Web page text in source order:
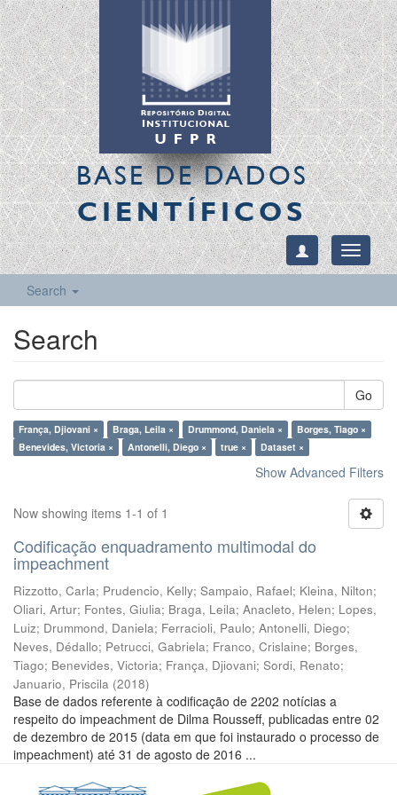
BASE DE DADOS
CIENTÍFICOS
Toggle
Search
Search
Go
França, Djiovani × Braga, Leila × Drummond, Daniela ×
Borges, Tiago ×
Benevides, Victoria ×
Antonelli, Diego × true × Dataset ×
Show Advanced Filters
Now showing items 1-1 of 1
Codificação enquadramento multimodal do
impeachment
Rizzotto, Carla; Prudencio, Kelly; Sampaio, Rafael; Kleina, Nilton;
Oliari, Artur; Fontes, Giulia; Braga, Leila; Anacleto, Helen; Lopes,
Luiz; Drummond, Daniela; Ferracioli, Paulo; Antonelli, Diego;
Neves, Dédallo; Petrucci, Gabriela; Franco, Crislaine; Borges,
Tiago; Benevides, Victoria; França, Djiovani; Sordi, Renato;
Januario, Priscila (2018)
Base de dados referente à codificação de 2202 notícias a
respeito do impeachment de Dilma Rousseff, publicadas entre 02
de dezembro de 2015 (data em que foi instaurado o processo de
impeachment) até 31 de agosto de 2016 ...